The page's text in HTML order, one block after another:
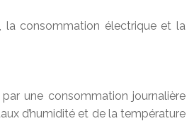
la consommation électrique et la
une consommation journalière
d’humidité et de la température